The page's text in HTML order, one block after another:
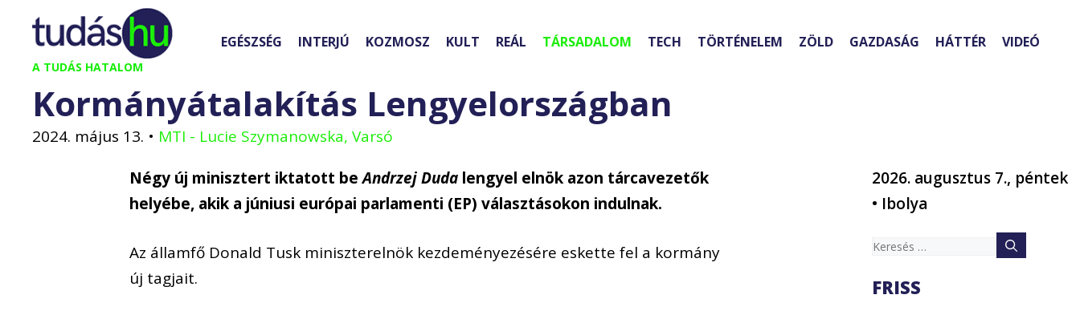
Kilépés
tartalomba
A TUDÁS HATALOM
EGÉSZSÉG INTERJÚ KOZMOSZ KULT REÁL TÁRSADALOM TECH TÖRTÉNELEM ZÖLD GAZDASÁG HÁTTÉR VIDEÓ
Kormányátalakítás Lengyelországban
2024. május 13. • MTI - Lucie Szymanowska, Varsó
Négy új minisztert iktatott beAndrzej Duda lengyel elnök azon tárcavezetők
helyébe, akik a júniusi európai parlamenti (EP) választásokon indulnak.
Az államfő Donald Tusk miniszterelnök kezdeményezésére eskette fel a kormány
új tagjait.
2026. augusztus 7., péntek
• Ibolya
Keresés:
FRISS